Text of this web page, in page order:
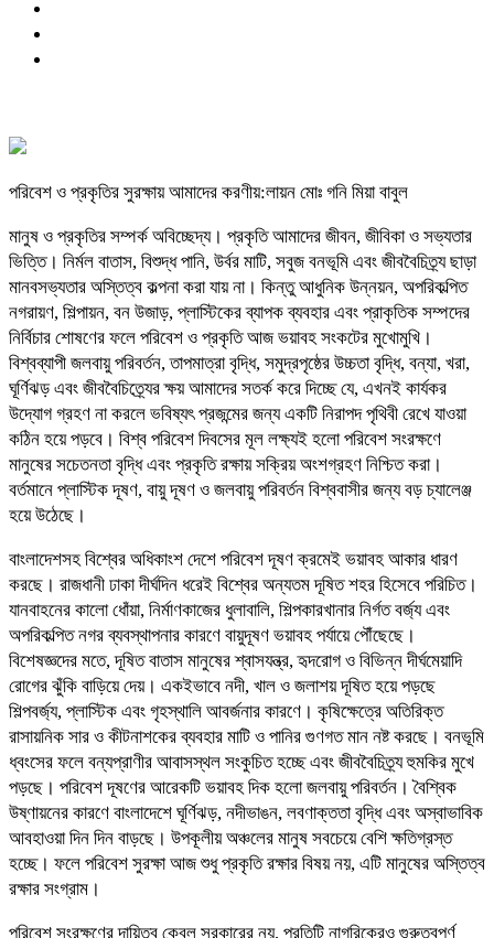
পরিবেশ ও প্রকৃতির সুরক্ষায় আমাদের করণীয়:লায়ন মোঃ গনি মিয়া বাবুল
মানুষ ও প্রকৃতির সম্পর্ক অবিচ্ছেদ্য। প্রকৃতি আমাদের জীবন, জীবিকা ও সভ্যতার
ভিত্তি। নির্মল বাতাস, বিশুদ্ধ পানি, উর্বর মাটি, সবুজ বনভূমি এবং জীববৈচিত্র্য ছাড়া
মানবসভ্যতার অস্তিত্ব কল্পনা করা যায় না। কিন্তু আধুনিক উন্নয়ন, অপরিকল্পিত
নগরায়ণ, শিল্পায়ন, বন উজাড়, প্লাস্টিকের ব্যাপক ব্যবহার এবং প্রাকৃতিক সম্পদের
নির্বিচার শোষণের ফলে পরিবেশ ও প্রকৃতি আজ ভয়াবহ সংকটের মুখোমুখি।
বিশ্বব্যাপী জলবায়ু পরিবর্তন, তাপমাত্রা বৃদ্ধি, সমুদ্রপৃষ্ঠের উচ্চতা বৃদ্ধি, বন্যা, খরা,
ঘূর্ণিঝড় এবং জীববৈচিত্র্যের ক্ষয় আমাদের সতর্ক করে দিচ্ছে যে, এখনই কার্যকর
উদ্যোগ গ্রহণ না করলে ভবিষ্যৎ প্রজন্মের জন্য একটি নিরাপদ পৃথিবী রেখে যাওয়া
কঠিন হয়ে পড়বে। বিশ্ব পরিবেশ দিবসের মূল লক্ষ্যই হলো পরিবেশ সংরক্ষণে
মানুষের সচেতনতা বৃদ্ধি এবং প্রকৃতি রক্ষায় সক্রিয় অংশগ্রহণ নিশ্চিত করা।
বর্তমানে প্লাস্টিক দূষণ, বায়ু দূষণ ও জলবায়ু পরিবর্তন বিশ্ববাসীর জন্য বড় চ্যালেঞ্জ
হয়ে উঠেছে।
বাংলাদেশসহ বিশ্বের অধিকাংশ দেশে পরিবেশ দূষণ ক্রমেই ভয়াবহ আকার ধারণ
করছে। রাজধানী ঢাকা দীর্ঘদিন ধরেই বিশ্বের অন্যতম দূষিত শহর হিসেবে পরিচিত।
যানবাহনের কালো ধোঁয়া, নির্মাণকাজের ধুলাবালি, শিল্পকারখানার নির্গত বর্জ্য এবং
অপরিকল্পিত নগর ব্যবস্থাপনার কারণে বায়ুদূষণ ভয়াবহ পর্যায়ে পৌঁছেছে।
বিশেষজ্ঞদের মতে, দূষিত বাতাস মানুষের শ্বাসযন্ত্র, হৃদরোগ ও বিভিন্ন দীর্ঘমেয়াদি
রোগের ঝুঁকি বাড়িয়ে দেয়। একইভাবে নদী, খাল ও জলাশয় দূষিত হয়ে পড়ছে
শিল্পবর্জ্য, প্লাস্টিক এবং গৃহস্থালি আবর্জনার কারণে। কৃষিক্ষেত্রে অতিরিক্ত
রাসায়নিক সার ও কীটনাশকের ব্যবহার মাটি ও পানির গুণগত মান নষ্ট করছে। বনভূমি
ধ্বংসের ফলে বন্যপ্রাণীর আবাসস্থল সংকুচিত হচ্ছে এবং জীববৈচিত্র্য হুমকির মুখে
পড়ছে। পরিবেশ দূষণের আরেকটি ভয়াবহ দিক হলো জলবায়ু পরিবর্তন। বৈশ্বিক
উষ্ণায়নের কারণে বাংলাদেশে ঘূর্ণিঝড়, নদীভাঙন, লবণাক্ততা বৃদ্ধি এবং অস্বাভাবিক
আবহাওয়া দিন দিন বাড়ছে। উপকূলীয় অঞ্চলের মানুষ সবচেয়ে বেশি ক্ষতিগ্রস্ত
হচ্ছে। ফলে পরিবেশ সুরক্ষা আজ শুধু প্রকৃতি রক্ষার বিষয় নয়, এটি মানুষের অস্তিত্ব
রক্ষার সংগ্রাম।
পরিবেশ সংরক্ষণের দায়িত্ব কেবল সরকারের নয়, প্রতিটি নাগরিকেরও গুরুত্বপূর্ণ